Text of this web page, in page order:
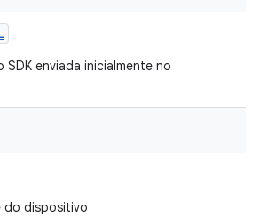
SDK enviada inicialmente no
do dispositivo